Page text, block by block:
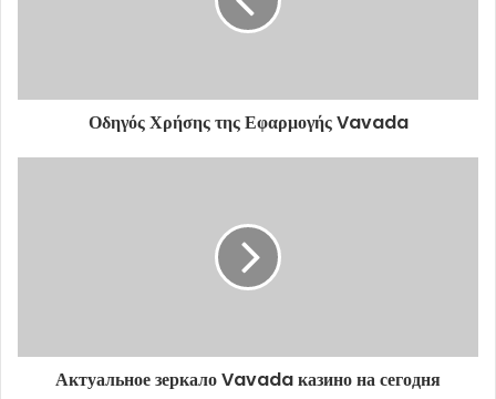
Οδηγός Χρήσης της Εφαρμογής Vavada
Актуальное зеркало Vavada казино на сегодня